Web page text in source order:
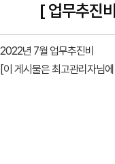
[ 업무추진
2022년 7월 업무추진비
[이 게시물은 최고관리자님